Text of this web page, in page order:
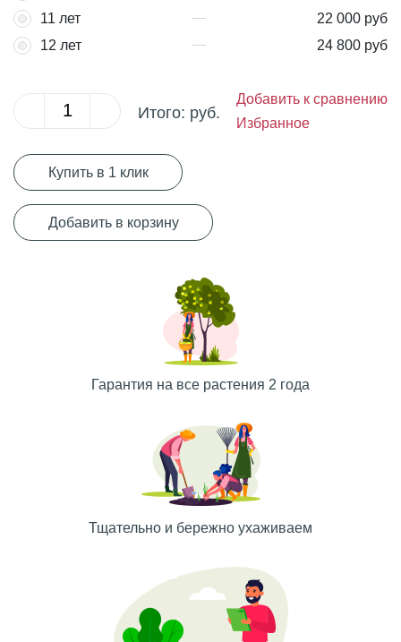
11 лет
22 000 руб
12 лет
24 800 руб
Итого: руб.
Добавить к сравнению
Избранное
Купить в 1 клик
Добавить в корзину
Гарантия на все растения 2 года
Тщательно и бережно ухаживаем